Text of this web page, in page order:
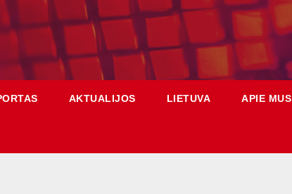
AKTUALIJOS LIETUVA APIE MUS